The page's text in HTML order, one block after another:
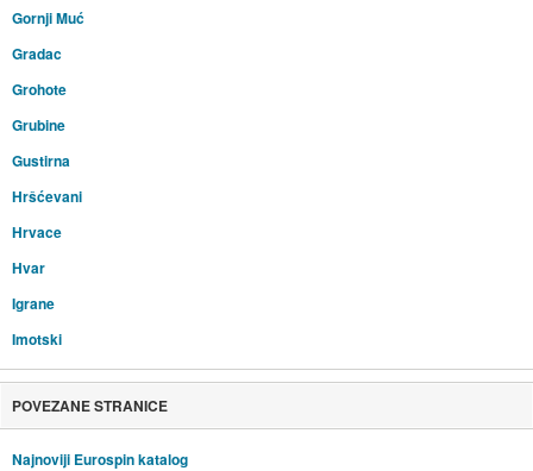
Gornji Muć
Gradac
Grohote
Grubine
Gustirna
Hršćevani
Hrvace
Hvar
Igrane
Imotski
POVEZANE STRANICE
Najnoviji Eurospin katalog